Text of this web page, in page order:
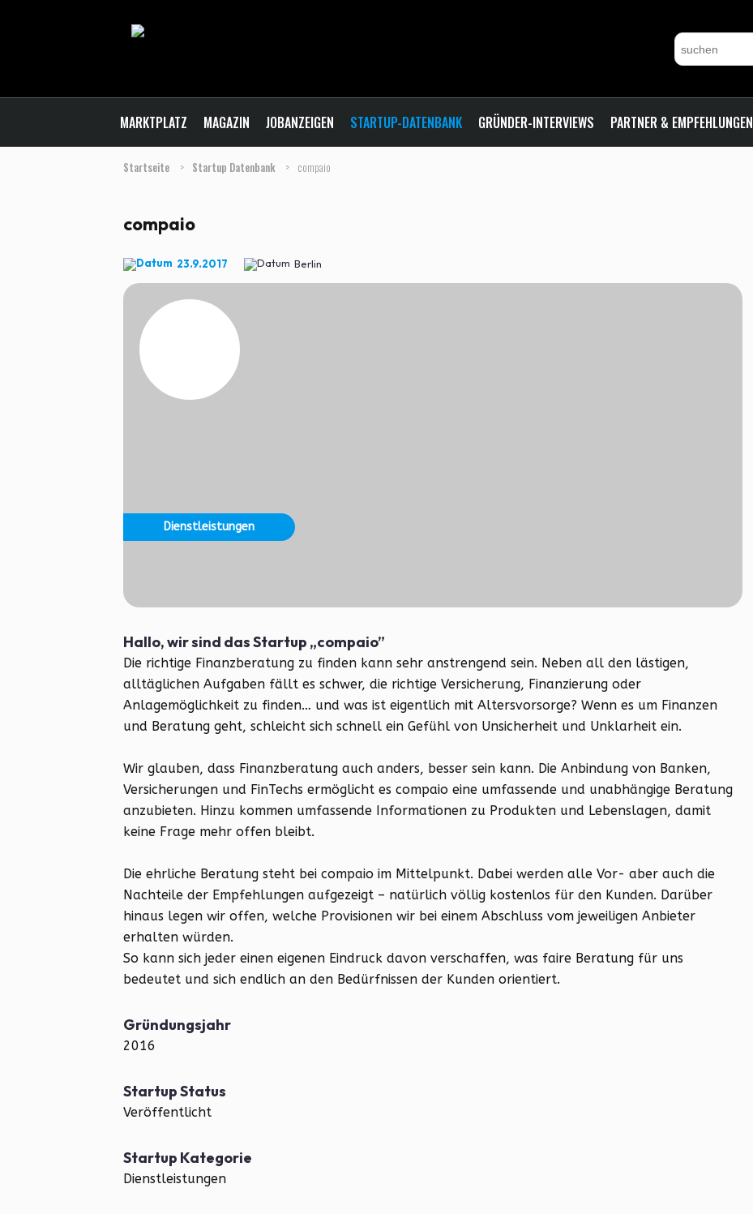
MARKTPLATZ MAGAZIN JOBANZEIGEN STARTUP-DATENBANK GRÜNDER-INTERVIEWS PARTNER & EMPFEHLUNGEN
Startseite > Startup Datenbank > compaio
compaio
23.9.2017 Berlin
Dienstleistungen
Hallo, wir sind das Startup „compaio”
Die richtige Finanzberatung zu finden kann sehr anstrengend sein. Neben all den lästigen,
alltäglichen Aufgaben fällt es schwer, die richtige Versicherung, Finanzierung oder
Anlagemöglichkeit zu finden… und was ist eigentlich mit Altersvorsorge? Wenn es um Finanzen
und Beratung geht, schleicht sich schnell ein Gefühl von Unsicherheit und Unklarheit ein.
Wir glauben, dass Finanzberatung auch anders, besser sein kann. Die Anbindung von Banken,
Versicherungen und FinTechs ermöglicht es compaio eine umfassende und unabhängige Beratung
anzubieten. Hinzu kommen umfassende Informationen zu Produkten und Lebenslagen, damit
keine Frage mehr offen bleibt.
Die ehrliche Beratung steht bei compaio im Mittelpunkt. Dabei werden alle Vor- aber auch die
Nachteile der Empfehlungen aufgezeigt – natürlich völlig kostenlos für den Kunden. Darüber
hinaus legen wir offen, welche Provisionen wir bei einem Abschluss vom jeweiligen Anbieter
erhalten würden.
So kann sich jeder einen eigenen Eindruck davon verschaffen, was faire Beratung für uns
bedeutet und sich endlich an den Bedürfnissen der Kunden orientiert.
Gründungsjahr
2016
Startup Status
Veröffentlicht
Startup Kategorie
Dienstleistungen